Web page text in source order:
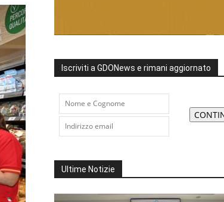
Iscriviti a GDONews e rimani aggiornato
Ultime Notizie